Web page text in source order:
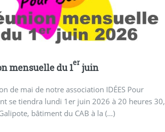
mensuelle du 1er juin
de mai de notre association IDÉES Pour
se tiendra lundi 1er juin 2026 à 20 heures 30,
bâtiment du CAB à la (…)